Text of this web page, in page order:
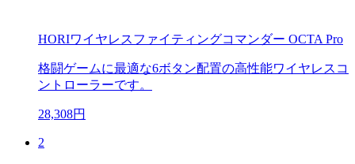
HORIワイヤレスファイティングコマンダー OCTA Pro
格闘ゲームに最適な6ボタン配置の高性能ワイヤレスコ
ントローラーです。
28,308円
2